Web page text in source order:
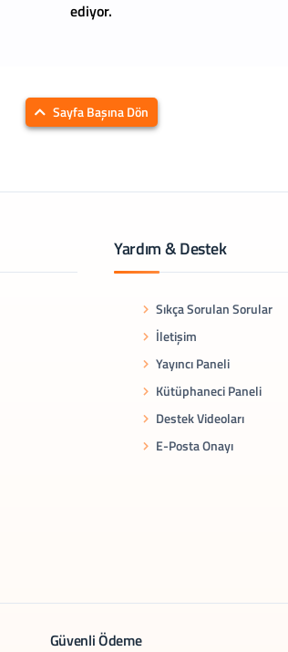
ediyor.
Sayfa Başına Dön
Yardım & Destek
Sıkça Sorulan Sorular
İletişim
Yayıncı Paneli
Kütüphaneci Paneli
Destek Videoları
E-Posta Onayı
Güvenli Ödeme